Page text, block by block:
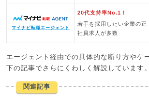
マイナビ転職エージェント
20代支持率No.1！
若手を採用したい企業の正
社員求人が多数
エージェント経由での具体的な断り方やケ
下の記事でさらにくわしく解説しています。
関連記事